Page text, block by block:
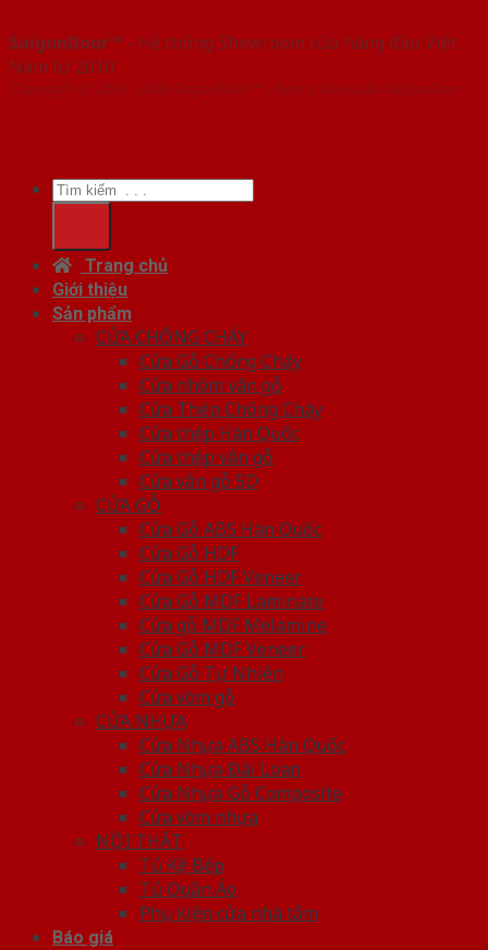
SaigonDoor™ - Hệ thống Showroom cửa hàng đầu Việt
Nam từ 2010
Copyright ⓒ 2010 – 2026 SaigonDoor™ | Đơn vị chủ quản SaigonDoor
Tìm
kiếm:
Trang chủ
Giới thiệu
Sản phẩm
CỬA CHỐNG CHÁY
Cửa Gỗ Chống Cháy
Cửa nhôm vân gỗ
Cửa Thép Chống Cháy
Cửa thép Hàn Quốc
Cửa thép vân gỗ
Cửa vân gỗ 5D
CỬA GỖ
Cửa Gỗ ABS Hàn Quốc
Cửa Gỗ HDF
Cửa Gỗ HDF Veneer
Cửa Gỗ MDF Laminate
Cửa gỗ MDF Melamine
Cửa Gỗ MDF Veneer
Cửa Gỗ Tự Nhiên
Cửa vòm gỗ
CỬA NHỰA
Cửa Nhựa ABS Hàn Quốc
Cửa Nhựa Đài Loan
Cửa Nhựa Gỗ Composite
Cửa vòm nhựa
NỘI THẤT
Tủ Kệ Bếp
Tủ Quần Áo
Phụ kiện cửa nhà tắm
Báo giá